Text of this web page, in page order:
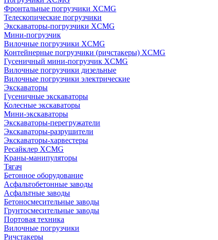
Фронтальные погрузчики XCMG
Телескопические погрузчики
Экскаваторы-погрузчики XCMG
Мини-погрузчик
Вилочные погрузчики XCMG
Контейнерные погрузчики (ричстакеры) XCMG
Гусеничный мини-погрузчик XCMG
Вилочные погрузчики дизельные
Вилочные погрузчики электрические
Экскаваторы
Гусеничные экскаваторы
Колесные экскаваторы
Мини-экскаваторы
Экскаваторы-перегружатели
Экскаваторы-разрушители
Экскаваторы-харвестеры
Ресайклер XCMG
Краны-манипуляторы
Тягач
Бетонное оборудование
Асфальтобетонные заводы
Асфальтные заводы
Бетоносмесительные заводы
Грунтосмесительные заводы
Портовая техника
Вилочные погрузчики
Ричстакеры